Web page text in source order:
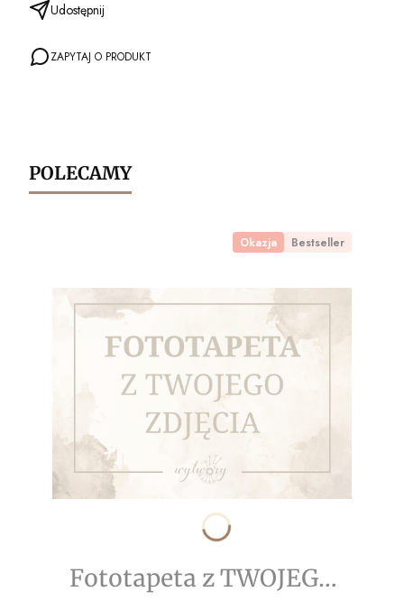
Udostępnij
ZAPYTAJ O PRODUKT
POLECAMY
Okazja Bestseller
Fototapeta z TWOJEGO